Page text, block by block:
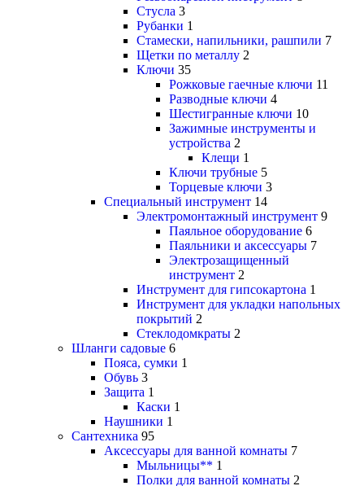
Стусла 3
Рубанки 1
Стамески, напильники, рашпили 7
Щетки по металлу 2
Ключи 35
Рожковые гаечные ключи 11
Разводные ключи 4
Шестигранные ключи 10
Зажимные инструменты и
устройства 2
Клещи 1
Ключи трубные 5
Торцевые ключи 3
Специальный инструмент 14
Электромонтажный инструмент 9
Паяльное оборудование 6
Паяльники и аксессуары 7
Электрозащищенный
инструмент 2
Инструмент для гипсокартона 1
Инструмент для укладки напольных
покрытий 2
Стеклодомкраты 2
Шланги садовые 6
Пояса, сумки 1
Обувь 3
Защита 1
Каски 1
Наушники 1
Сантехника 95
Аксессуары для ванной комнаты 7
Мыльницы** 1
Полки для ванной комнаты 2